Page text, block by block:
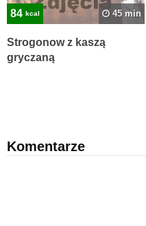
84 kcal 45 min
Strogonow z kaszą
gryczaną
Komentarze